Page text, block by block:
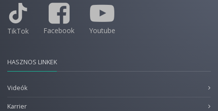
TikTok Facebook Youtube
HASZNOS LINKEK
Videók
Karrier